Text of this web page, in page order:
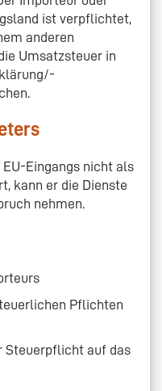
ist verpflichtet,
anderen
Umsatzsteuer in
Eingangs nicht als
kann er die Dienste
nehmen.
Pflichten
Steuerpflicht auf das